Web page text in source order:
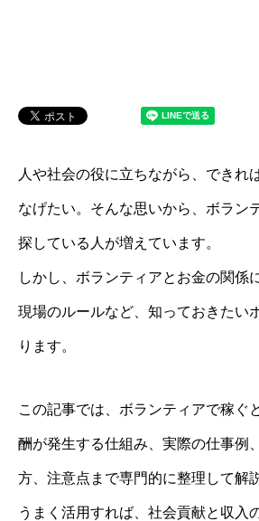
人や社会の役に立ちながら、できれ
なげたい。そんな思いから、ボラン
探している人が増えています。
しかし、ボランティアとお金の関係
現場のルールなど、知っておきたい
ります。
この記事では、ボランティアで稼ぐ
酬が発生する仕組み、実際の仕事例
方、注意点まで専門的に整理して解
うまく活用すれば、社会貢献と収入